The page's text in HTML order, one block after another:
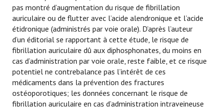
pas montré d’augmentation du risque de fibrillation
auriculaire ou de flutter avec l’acide alendronique et l’acide
étidronique (administrés par voie orale). D’après l’auteur
d’un éditorial se rapportant à cette étude, le risque de
fibrillation auriculaire dû aux diphosphonates, du moins en
cas d’administration par voie orale, reste faible, et ce risque
potentiel ne contrebalance pas l’intérêt de ces
médicaments dans la prévention des fractures
ostéoporotiques; les données concernant le risque de
fibrillation auriculaire en cas d’administration intraveineuse